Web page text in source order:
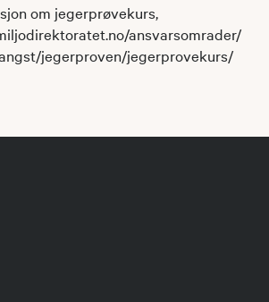
om jegerprøvekurs,
ansvarsomrader/
jegerproven/jegerprovekurs/